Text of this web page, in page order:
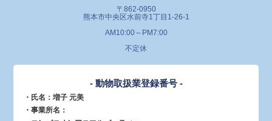
〒862-0950
熊本市中央区水前寺1丁目1-26-1
AM10:00～PM7:00
不定休
- 動物取扱業登録番号 -
・氏名：増子 元美
・事業所名：